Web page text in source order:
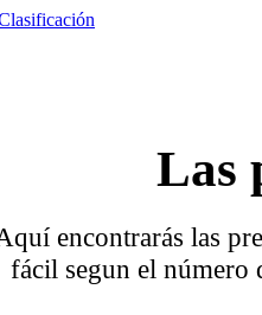
Las
encontrarás las
fácil segun el número